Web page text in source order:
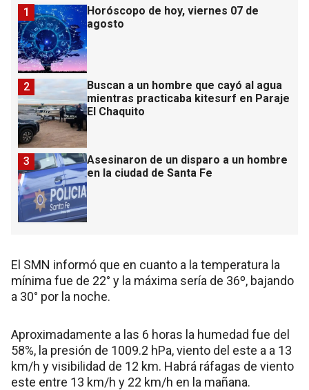
Horóscopo de hoy, viernes 07 de
agosto
1
Buscan a un hombre que cayó al agua
mientras practicaba kitesurf en Paraje
El Chaquito
2
Asesinaron de un disparo a un hombre
en la ciudad de Santa Fe
3
El SMN informó que en cuanto a la temperatura la
mínima fue de 22° y la máxima sería de 36º, bajando
a 30° por la noche.
Aproximadamente a las 6 horas la humedad fue del
58%, la presión de 1009.2 hPa, viento del este a a 13
km/h y visibilidad de 12 km. Habrá ráfagas de viento
este entre 13 km/h y 22 km/h en la mañana.